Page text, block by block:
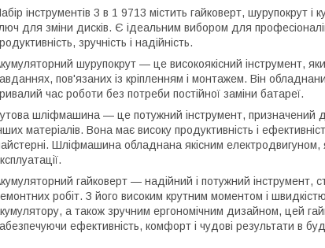
інструментів 3 в 1 9713 містить гайковерт, шурупокрут
для зміни дисків. Є ідеальним вибором для
зручність і надійність.
шурупокрут — це високоякісний інструмент,
пов'язаних із кріпленням і монтажем. Він
час роботи без потреби постійної заміни батареї.
шліфмашина — це потужний інструмент, призначений
матеріалів. Вона має високу продуктивність і
Шліфмашина обладнана якісним електродвигуном,
гайковерт — надійний і потужний інструмент,
робіт. З його високим крутним моментом і
а також зручним ергономічним дизайном, цей
ефективність, комфорт і чудові результати в